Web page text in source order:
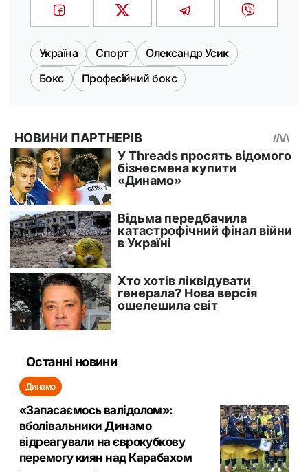
Україна Спорт
Олександр Усик
Бокс
Професійний бокс
Останні новини
Динамо
«Запасаємось валідолом»:
вболівальники Динамо
відреагували на єврокубкову
перемогу киян над Карабахом